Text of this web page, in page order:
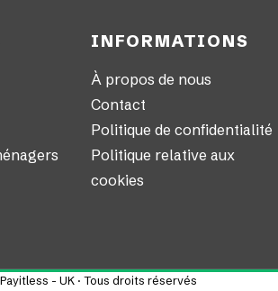
INFORMATIONS
À propos de nous
Contact
Politique de confidentialité
Politique relative aux
cookies
- UK · Tous droits réservés